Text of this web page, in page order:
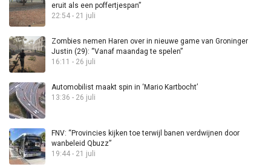
eruit als een poffertjespan”
22:54 - 21 juli
Zombies nemen Haren over in nieuwe game van Groninger
Justin (29): “Vanaf maandag te spelen”
16:11 - 26 juli
Automobilist maakt spin in ‘Mario Kartbocht’
13:36 - 26 juli
FNV: “Provincies kijken toe terwijl banen verdwijnen door
wanbeleid Qbuzz”
19:44 - 21 juli